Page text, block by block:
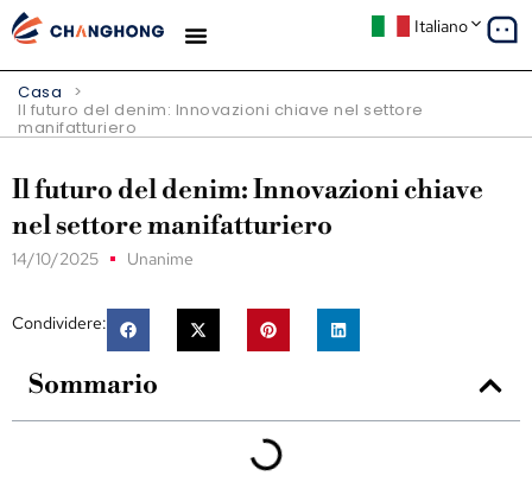
Italiano
Casa >
Il futuro del denim: Innovazioni chiave nel settore
manifatturiero
Il futuro del denim: Innovazioni chiave
nel settore manifatturiero
14/10/2025 Unanime
Condividere:
Sommario